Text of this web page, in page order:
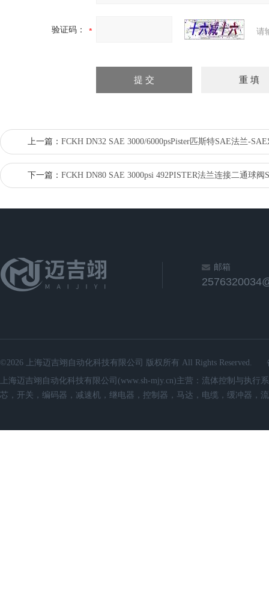
验证码： 请
上一篇： FCKH DN32 SAE 3000/6000psPister匹斯特SAE法兰-
下一篇： FCKH DN80 SAE 3000psi 492PISTER法兰连接二通球阀
邮箱
©2026 上海迈吉翊自动化科技有限公司 版权所有 All Rights Reserved.
上海迈吉翊自动化科技有限公司(www.sh-mjy.cn)主营：流体控制与执
芯，开关，编码器，减速机，继电器，控制器，马达，电缆，缓冲器，